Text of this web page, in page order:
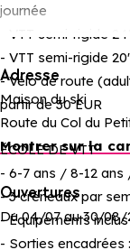
journée
- VTT semi-rigide
- VTT semi-rigide
- Vélo de route
partir de 30 EUR
ÉCOLE DE VTT
- 6-7 ans / 8-12
- 3 créneaux par
- Équipements
- Sorties encadrées
Adresse
Maison du ski
Route du Col du
Montrer sur la
Ouvertures
Du 04/07 au 30/08/